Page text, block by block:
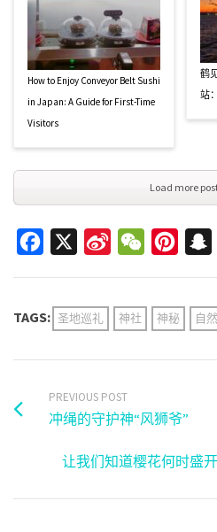
How to Enjoy Conveyor Belt Sushi
in Japan: A Guide for First-Time
Visitors
鹤
站
Load more
Facebook
Sina
WeChat
TAGS: 圣地巡礼 神社 神秘 自然
PREVIOUS POST
冲绳的守护神“风狮爷”
让我们知道樱花何时盛